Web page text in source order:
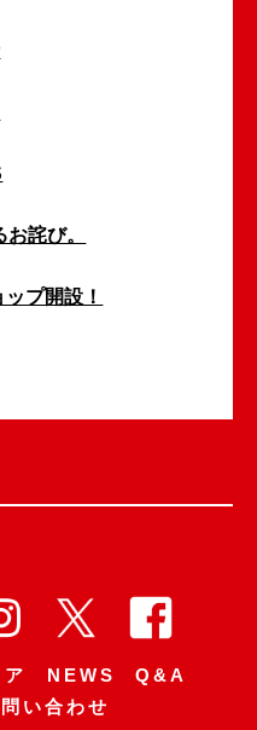
詫び。
プ開設！
NEWS
Q&A
い合わせ